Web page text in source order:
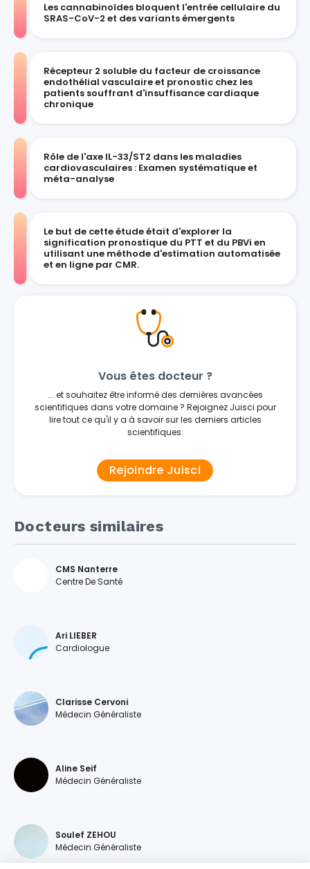
Les cannabinoïdes bloquent l'entrée cellulaire du
SRAS-CoV-2 et des variants émergents
Récepteur 2 soluble du facteur de croissance
endothélial vasculaire et pronostic chez les
patients souffrant d'insuffisance cardiaque
chronique
Rôle de l'axe IL-33/ST2 dans les maladies
cardiovasculaires : Examen systématique et
méta-analyse
Le but de cette étude était d'explorer la
signification pronostique du PTT et du PBVi en
utilisant une méthode d'estimation automatisée
et en ligne par CMR.
Vous êtes docteur ?
... et souhaitez être informé des dernières avancées
scientifiques dans votre domaine ? Rejoignez Juisci pour
lire tout ce qu'il y a à savoir sur les derniers articles
scientifiques.
Rejoindre Juisci
Docteurs similaires
CMS Nanterre
Centre De Santé
Ari LIEBER
Cardiologue
Clarisse Cervoni
Médecin Généraliste
Aline Seif
Médecin Généraliste
Soulef ZEHOU
Médecin Généraliste